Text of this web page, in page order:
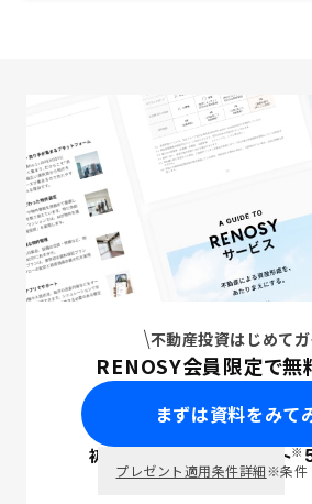
不動産投資はじめて
RENOSY会員限定で無
まずは資料をみて
初回面談で ポイント※
プレゼント適用条件詳細※条件